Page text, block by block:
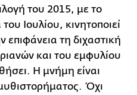
του 2015, με το
Ιουλίου, κινητοποιεί
επιφάνεια τη διχαστική
και του εμφυλίου
Η μνήμη είναι
Όχι